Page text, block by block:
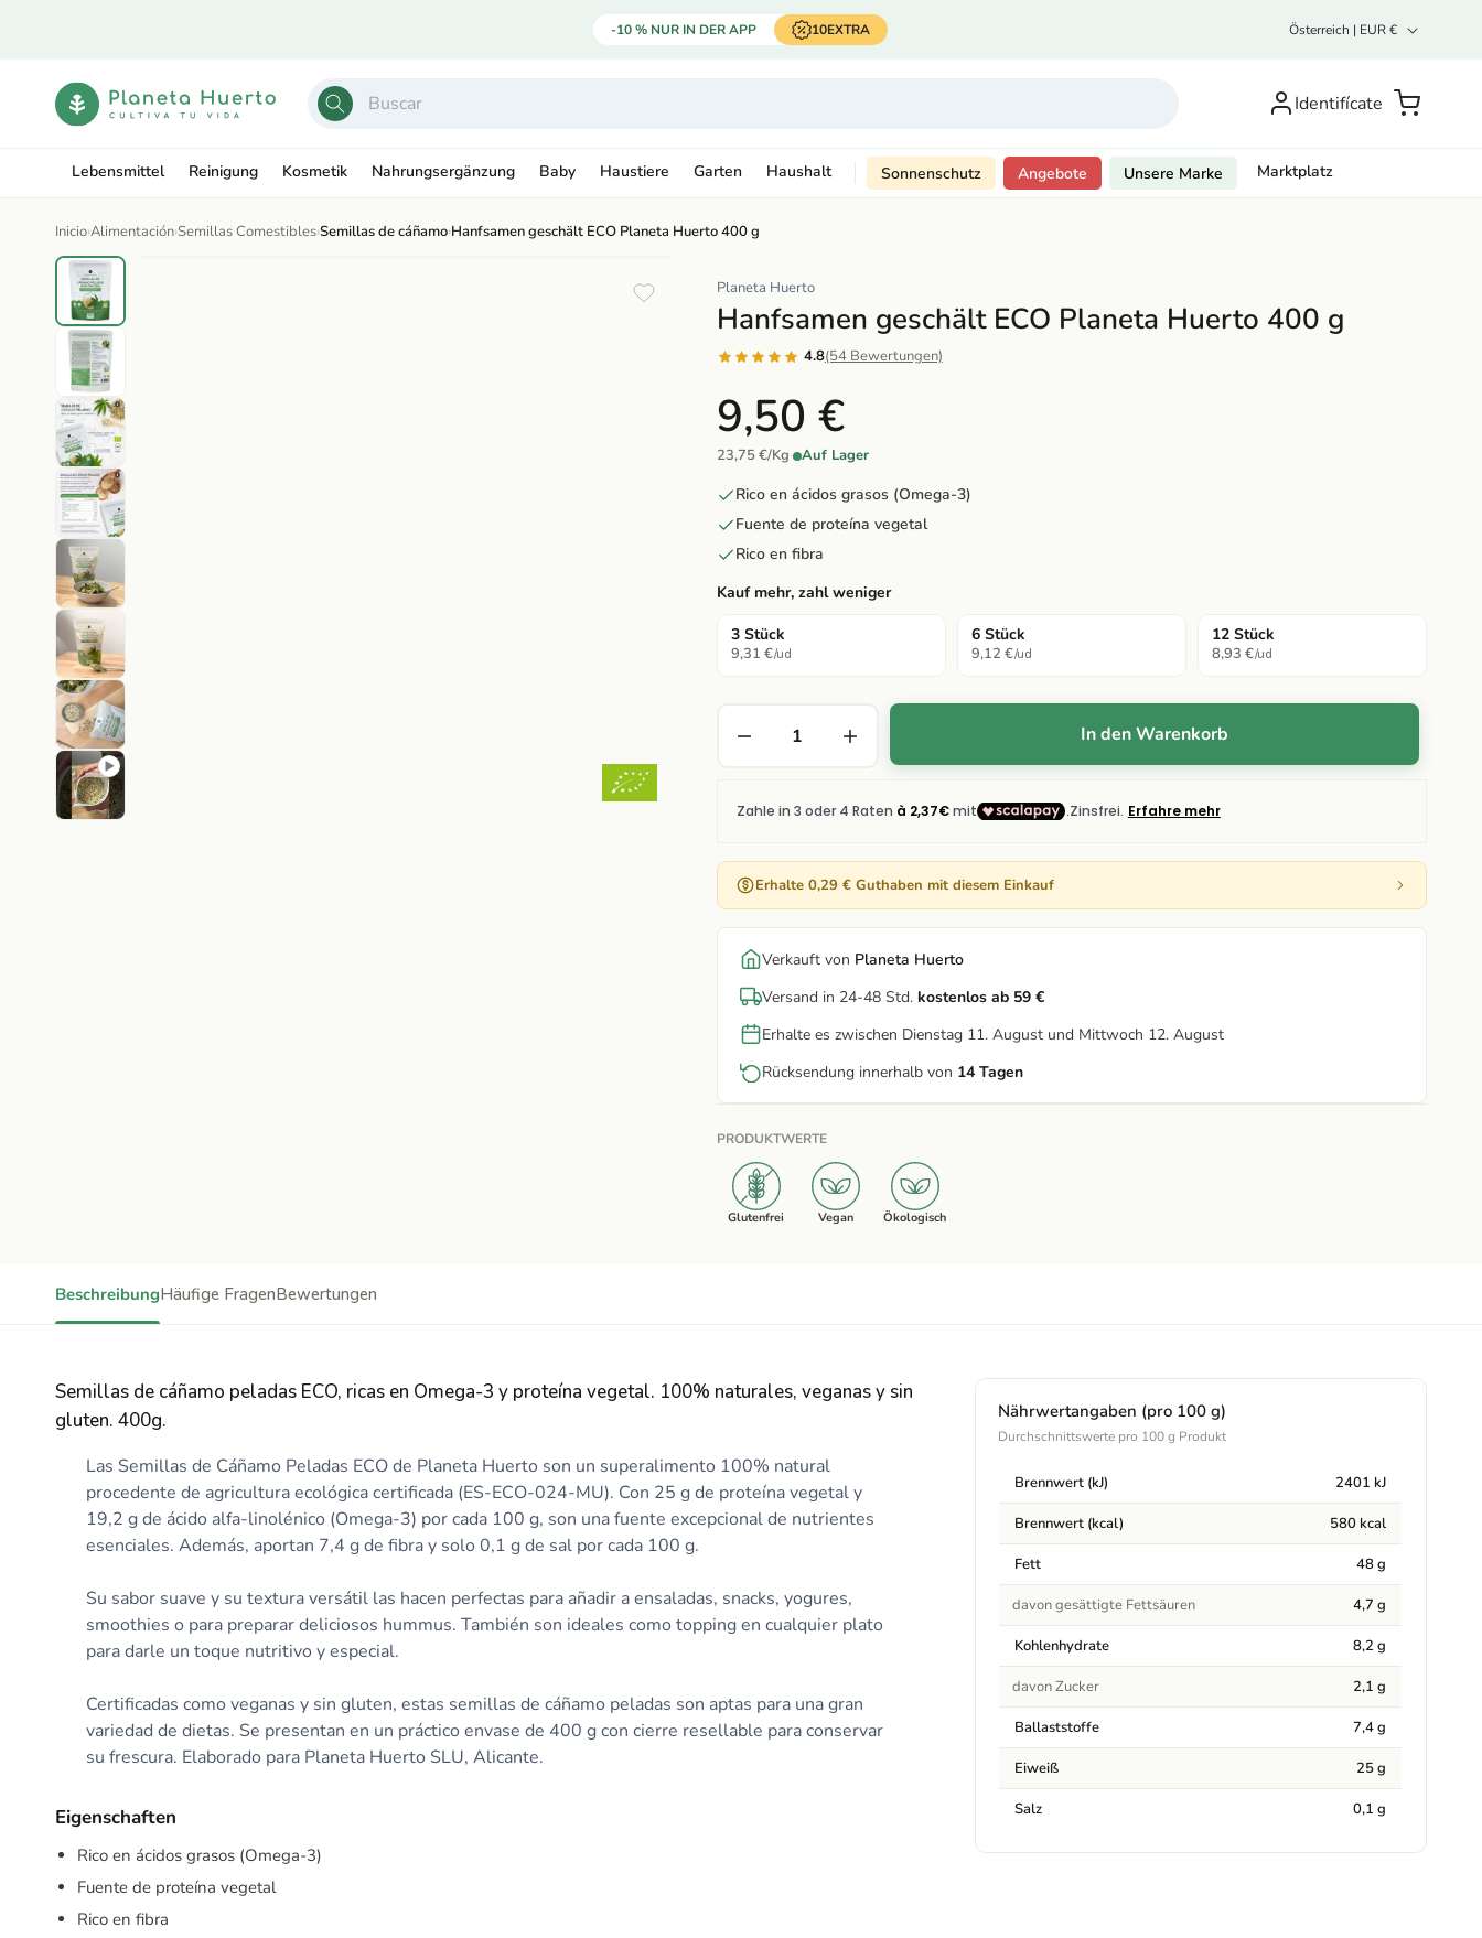
-10 % NUR IN DER APP 10EXTRA
/
g
Österreich | EUR €
Identifícate
sesión o
Carrito
Lebensmittel Reinigung Kosmetik Nahrungsergänzung Baby Haustiere Garten Haushalt Sonnenschutz Angebote Unsere Marke Marktplatz
Inicio›Alimentación›Semillas Comestibles›Semillas de cáñamo›Hanfsamen geschält ECO Planeta Huerto 400 g
Ir
Planeta Huerto
Hanfsamen geschält ECO Planeta Huerto 400 g
4.8(54 Bewertungen)
9,50 €
23,75 €/Kg· Auf Lager
Rico en ácidos grasos (Omega-3)
Fuente de proteína vegetal
Rico en fibra
Kauf mehr, zahl weniger
3 Stück
9,31 €/ud
6 Stück
9,12 €/ud
12 Stück
8,93 €/ud
In den Warenkorb
Erhalte 0,29 € Guthaben mit diesem Einkauf
Verkauft von Planeta Huerto
Versand in 24-48 Std. kostenlos ab 59 €
Erhalte es zwischen Dienstag 11. August und Mittwoch 12. August
Rücksendung innerhalb von 14 Tagen
PRODUKTWERTE
Glutenfrei Vegan Ökologisch
BeschreibungHäufige FragenBewertungen
Semillas de cáñamo peladas ECO, ricas en Omega-3 y proteína vegetal. 100% naturales, veganas y sin
gluten. 400g.
Las Semillas de Cáñamo Peladas ECO de Planeta Huerto son un superalimento 100% natural
procedente de agricultura ecológica certificada (ES-ECO-024-MU). Con 25 g de proteína vegetal y
19,2 g de ácido alfa-linolénico (Omega-3) por cada 100 g, son una fuente excepcional de nutrientes
esenciales. Además, aportan 7,4 g de fibra y solo 0,1 g de sal por cada 100 g.
Su sabor suave y su textura versátil las hacen perfectas para añadir a ensaladas, snacks, yogures,
smoothies o para preparar deliciosos hummus. También son ideales como topping en cualquier plato
para darle un toque nutritivo y especial.
Certificadas como veganas y sin gluten, estas semillas de cáñamo peladas son aptas para una gran
variedad de dietas. Se presentan en un práctico envase de 400 g con cierre resellable para conservar
su frescura. Elaborado para Planeta Huerto SLU, Alicante.
Eigenschaften
Rico en ácidos grasos (Omega-3)
Fuente de proteína vegetal
Rico en fibra
Nährwertangaben (pro 100 g)
Durchschnittswerte pro 100 g Produkt
Brennwert (kJ) 2401 kJ
Brennwert (kcal) 580 kcal
Fett 48 g
davon gesättigte Fettsäuren 4,7 g
Kohlenhydrate 8,2 g
davon Zucker 2,1 g
Ballaststoffe 7,4 g
Eiweiß 25 g
Salz 0,1 g